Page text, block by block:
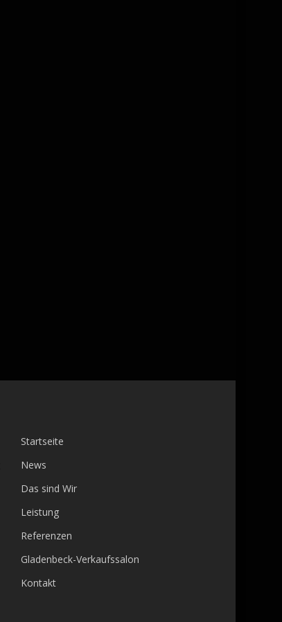
Startseite
News
Das sind Wir
Leistung
Referenzen
Gladenbeck-Verkaufssalon
Kontakt